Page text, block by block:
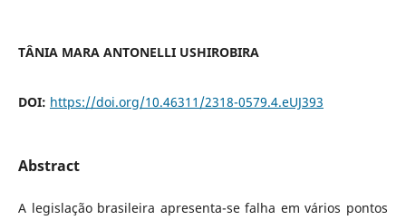
TÂNIA MARA ANTONELLI USHIROBIRA
DOI: https://doi.org/10.46311/2318-0579.4.eUJ393
Abstract
A legislação brasileira apresenta-se falha em vários pontos